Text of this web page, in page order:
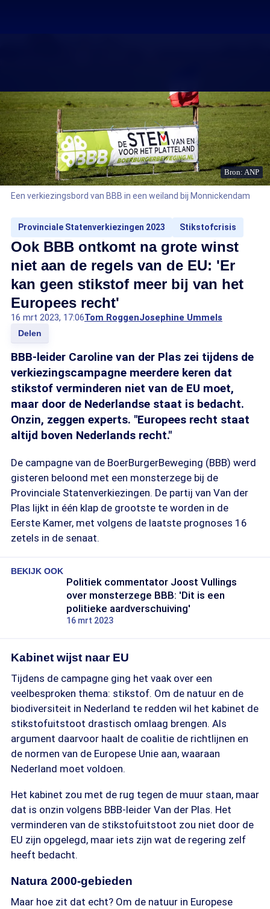
Bron: ANP
Een verkiezingsbord van BBB in een weiland bij Monnickendam
Provinciale Statenverkiezingen 2023 Stikstofcrisis
Ook BBB ontkomt na grote winst
niet aan de regels van de EU: 'Er
kan geen stikstof meer bij van het
Europees recht'
16 mrt 2023, 17:06Tom RoggenJosephine Ummels
Delen
BBB-leider Caroline van der Plas zei tijdens de
verkiezingscampagne meerdere keren dat
stikstof verminderen niet van de EU moet,
maar door de Nederlandse staat is bedacht.
Onzin, zeggen experts. "Europees recht staat
altijd boven Nederlands recht."
De campagne van de BoerBurgerBeweging (BBB) werd
gisteren beloond met een monsterzege bij de
Provinciale Statenverkiezingen. De partij van Van der
Plas lijkt in één klap de grootste te worden in de
Eerste Kamer, met volgens de laatste prognoses 16
zetels in de senaat.
BEKIJK OOK
Politiek commentator Joost Vullings
over monsterzege BBB: 'Dit is een
politieke aardverschuiving'
16 mrt 2023
Kabinet wijst naar EU
Tijdens de campagne ging het vaak over een
veelbesproken thema: stikstof. Om de natuur en de
biodiversiteit in Nederland te redden wil het kabinet de
stikstofuitstoot drastisch omlaag brengen. Als
argument daarvoor haalt de coalitie de richtlijnen en
de normen van de Europese Unie aan, waaraan
Nederland moet voldoen.
Het kabinet zou met de rug tegen de muur staan, maar
dat is onzin volgens BBB-leider Van der Plas. Het
verminderen van de stikstofuitstoot zou niet door de
EU zijn opgelegd, maar iets zijn wat de regering zelf
heeft bedacht.
Natura 2000-gebieden
Maar hoe zit dat echt? Om de natuur in Europese